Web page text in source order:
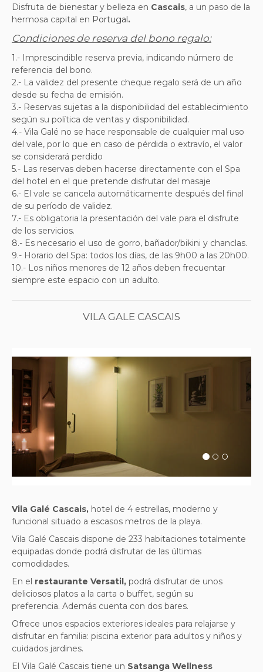
Disfruta de bienestar y belleza en Cascais, a un paso de la
hermosa capital en Portugal.
Condiciones de reserva del bono regalo:
1.- Imprescindible reserva previa, indicando número de
referencia del bono.
2.- La validez del presente cheque regalo será de un año
desde su fecha de emisión.
3.- Reservas sujetas a la disponibilidad del establecimiento
según su política de ventas y disponibilidad.
4.- Vila Galé no se hace responsable de cualquier mal uso
del vale, por lo que en caso de pérdida o extravío, el valor
se considerará perdido
5.- Las reservas deben hacerse directamente con el Spa
del hotel en el que pretende disfrutar del masaje
6.- El vale se cancela automáticamente después del final
de su período de validez.
7.- Es obligatoria la presentación del vale para el disfrute
de los servicios.
8.- Es necesario el uso de gorro, bañador/bikini y chanclas.
9.- Horario del Spa: todos los días, de las 9h00 a las 20h00.
10.- Los niños menores de 12 años deben frecuentar
siempre este espacio con un adulto.
VILA GALE CASCAIS
Previous
Vila Galé Cascais, hotel de 4 estrellas, moderno y
funcional situado a escasos metros de la playa.
Vila Galé Cascais dispone de 233 habitaciones totalmente
equipadas donde podrá disfrutar de las últimas
comodidades.
En el restaurante Versatil, podrá disfrutar de unos
deliciosos platos a la carta o buffet, según su
preferencia. Además cuenta con dos bares.
Ofrece unos espacios exteriores ideales para relajarse y
disfrutar en familia: piscina exterior para adultos y niños y
cuidados jardines.
El Vila Galé Cascais tiene un Satsanga Wellness